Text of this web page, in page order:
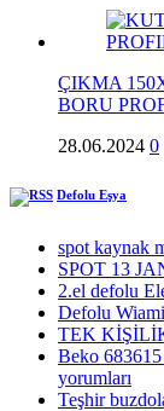
ÇIKMA
BORU
28.06.2024 0
Defolu Eşya
spot kaynak
SPOT 13
2.el defolu
Defolu
TEK
Beko 683615
yorumları
Teşhir